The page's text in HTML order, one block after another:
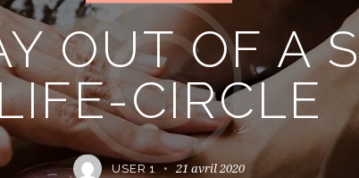
OUT OF A
CIRCLE
USER 1 21 avril 2020